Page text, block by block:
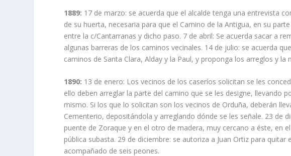
1889: 17 de marzo: se acuerda que el alcalde tenga una entrevista
de su huerta, necesaria para que el Camino de la Antigua, en su
entre la c/Cantarranas y dicho paso. 7 de abril: Se acuerda sacar a
algunas barreras de los caminos vecinales. 14 de julio: se acuerda
caminos de Santa Clara, Alday y la Paul, y proponga los arreglos y la
1890: 13 de enero: Los vecinos de los caseríos solicitan se les
ello deben arreglar la parte del camino que se les designe, llevando
mismo. Si los que lo solicitan son los vecinos de Orduña, deberán
Cementerio, depositándola y arreglando dónde se les señale. 23 de
puente de Zoraque y en el otro de madera, muy cercano a éste, en
pública subasta. 29 de diciembre: se autoriza a Juan Ortiz para
acompañado de seis peones.